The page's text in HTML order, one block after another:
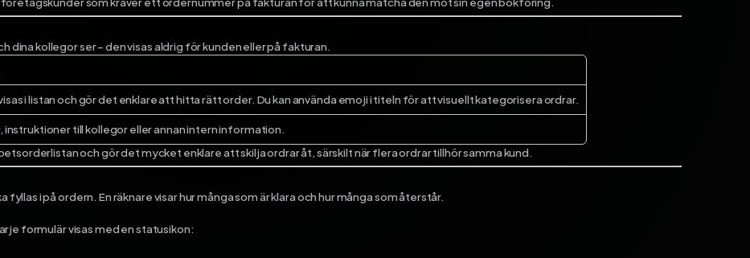
kollegor ser – den visas aldrig för kunden eller på fakturan.
i listan och gör det enklare att hitta rätt order. Du kan använda emoji i titeln för att visuellt kategorisera ordrar.
till kollegor eller annan intern information.
och gör det mycket enklare att skilja ordrar åt, särskilt när flera ordrar tillhör samma kund.
i på ordern. En räknare visar hur många som är klara och hur många som återstår.
formulär visas med en statusikon: